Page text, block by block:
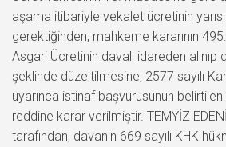
aşama itibariyle vekalet ücretinin
gerektiğinden, mahkeme kararının
Asgari Ücretinin davalı idareden alınıp
şeklinde düzeltilmesine, 2577 sayılı
uyarınca istinaf başvurusunun
reddine karar verilmiştir. TEMYİZ
tarafından, davanın 669 sayılı KHK